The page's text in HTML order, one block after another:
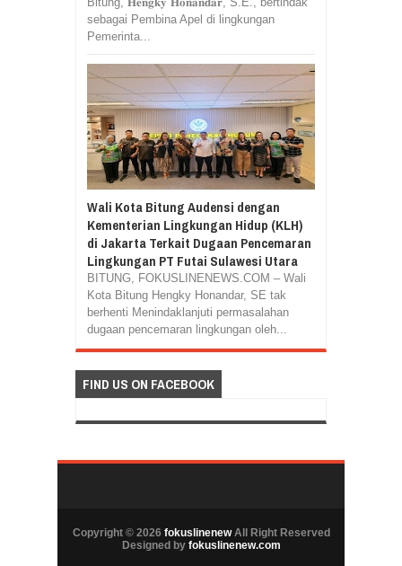
sebagai Pembina Apel di lingkungan
Pemerinta...
Wali Kota Bitung Audensi dengan
Kementerian Lingkungan Hidup (KLH)
di Jakarta Terkait Dugaan Pencemaran
Lingkungan PT Futai Sulawesi Utara
BITUNG, FOKUSLINENEWS.COM – Wali
Kota Bitung Hengky Honandar, SE tak
berhenti Menindaklanjuti permasalahan
dugaan pencemaran lingkungan oleh...
FIND US ON FACEBOOK
Copyright © 2026 fokuslinenewAll Right Reserved
Designed by fokuslinenew.com